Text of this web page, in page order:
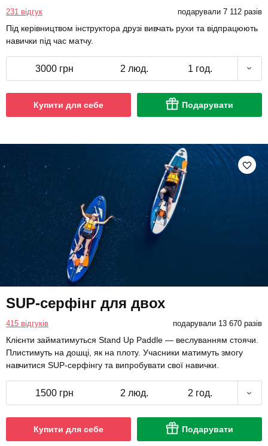
231 відгук подарували 7 112 разів
Під керівництвом інструктора друзі вивчать рухи та відпрацюють
навички під час матчу.
3000 грн 2 люд. 1 год.
Купити для себе Подарувати
SUP-серфінг для двох
415 відгуків подарували 13 670 разів
Клієнти займатимуться Stand Up Paddle — веслуванням стоячи.
Плистимуть на дошці, як на плоту. Учасники матимуть змогу
навчитися SUP-серфінгу та випробувати свої навички.
1500 грн 2 люд. 2 год.
Купити для себе Подарувати